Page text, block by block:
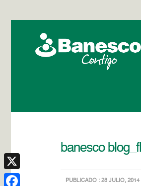
banesco
PUBLICADO : 28 JULIO, 2014
X